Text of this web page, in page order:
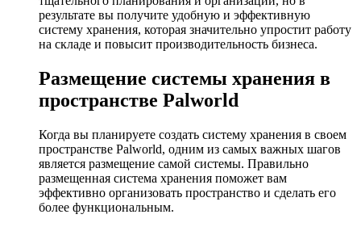
результате вы получите удобную и эффективную
систему хранения, которая значительно упростит работу
на складе и повысит производительность бизнеса.
Размещение системы хранения в
пространстве Palworld
Когда вы планируете создать систему хранения в своем
пространстве Palworld, одним из самых важных шагов
является размещение самой системы. Правильно
размещенная система хранения поможет вам
эффективно организовать пространство и сделать его
более функциональным.